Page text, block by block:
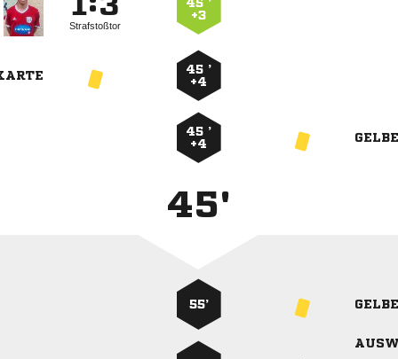
Strafstoßtor
45 ’
+3
45 ’
+4
45 ’
+4
45'
55’